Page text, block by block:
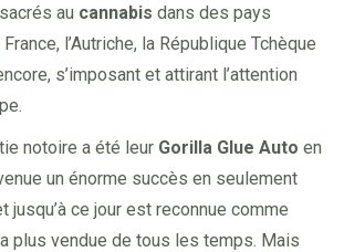
au cannabis dans des pays
l’Autriche, la République Tchèque
s’imposant et attirant l’attention
notoire a été leur Gorilla Glue Auto en
un énorme succès en seulement
jusqu’à ce jour est reconnue comme
plus vendue de tous les temps. Mais